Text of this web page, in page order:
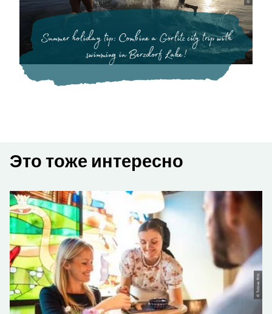
Summer holiday tip: Combine a Görlitz city trip with
swimming in Berzdorf Lake!
Это тоже интересно
© Tobias Ritz